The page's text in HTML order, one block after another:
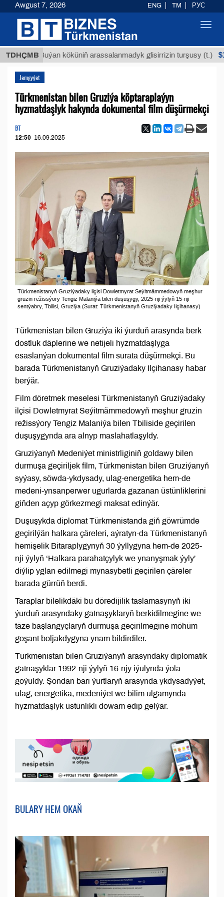
TDHÇMB
Buýan köküniň arassalanmadyk glisirrizin turşusy (t.)
Jemgyýet
Türkmenistan bilen Gruziýa köptaraplaýyn
hyzmatdaşlyk hakynda dokumental film düşürmekçi
BT
12:50 16.09.2025
Türkmenistanyň Gruziýadaky ilçisi Dowletmyrat Seýitmämmedowyň meşhur
gruzin režissýory Tengiz Malaniýa bilen duşuşygy, 2025-nji ýylyň 15-nji
sentýabry, Tbilisi, Gruziýa (Surat: Türkmenistanyň Gruziýadaky Ilçihanasy)
Türkmenistan bilen Gruziýa iki ýurduň arasynda berk
dostluk däplerine we netijeli hyzmatdaşlyga
esaslanýan dokumental film surata düşürmekçi. Bu
barada Türkmenistanyň Gruziýadaky Ilçihanasy habar
berýär.
Film döretmek meselesi Türkmenistanyň Gruziýadaky
ilçisi Dowletmyrat Seýitmämmedowyň meşhur gruzin
režissýory Tengiz Malaniýa bilen Tbiliside geçirilen
duşuşygynda ara alnyp maslahatlaşyldy.
Gruziýanyň Medeniýet ministrliginiň goldawy bilen
durmuşa geçiriljek film, Türkmenistan bilen Gruziýanyň
syýasy, söwda-ykdysady, ulag-energetika hem-de
medeni-ynsanperwer ugurlarda gazanan üstünliklerini
giňden açyp görkezmegi maksat edinýär.
Duşuşykda diplomat Türkmenistanda giň göwrümde
geçirilýän halkara çäreleri, aýratyn-da Türkmenistanyň
hemişelik Bitaraplygynyň 30 ýyllygyna hem-de 2025-
nji ýylyň ‘Halkara parahatçylyk we ynanyşmak ýyly’
diýlip yglan edilmegi mynasybetli geçirilen çäreler
barada gürrüň berdi.
Taraplar bilelikdäki bu döredijilik taslamasynyň iki
ýurduň arasyndaky gatnaşyklaryň berkidilmegine we
täze başlangyçlaryň durmuşa geçirilmegine möhüm
goşant boljakdygyna ynam bildirdiler.
Türkmenistan bilen Gruziýanyň arasyndaky diplomatik
gatnaşyklar 1992-nji ýylyň 16-njy iýulynda ýola
goýuldy. Şondan bäri ýurtlaryň arasynda ykdysadyýet,
ulag, energetika, medeniýet we bilim ulgamynda
hyzmatdaşlyk üstünlikli dowam edip gelýär.
BULARY HEM OKAŇ
Awgust 7, 2026 ENG TM РУС